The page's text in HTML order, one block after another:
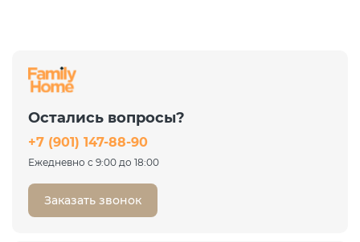
Остались вопросы?
+7 (901) 147-88-90
Ежедневно с 9:00 до 18:00
Заказать звонок